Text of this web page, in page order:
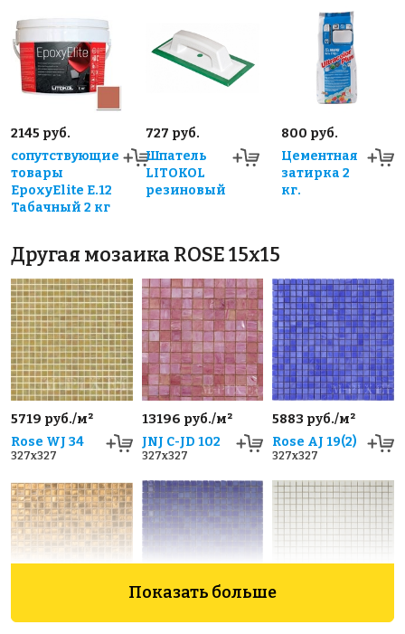
2145 руб.
сопутствующие
товары
EpoxyElite E.12
Табачный 2 кг
727 руб.
Шпатель
LITOKOL
резиновый
800 руб.
Цементная
затирка 2
кг.
Другая мозаика ROSE 15x15
5719 руб./м²
Rose WJ 34
327x327
13196 руб./м²
JNJ C-JD 102
327x327
5883 руб./м²
Rose AJ 19(2)
327x327
9638 руб./м²
5883 руб./м²
5883 руб./м²
Показать больше